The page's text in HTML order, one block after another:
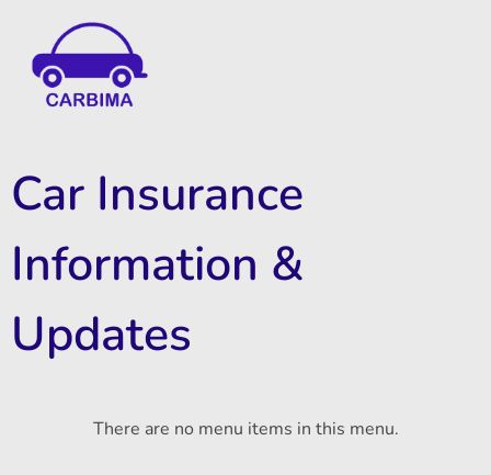
Car Insurance
Information &
Updates
There are no menu items in this menu.